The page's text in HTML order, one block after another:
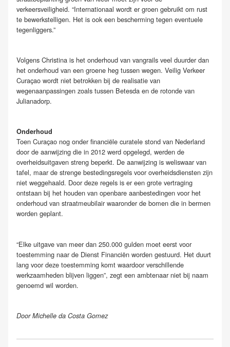
verkeersveiligheid. “Internationaal wordt er groen gebruikt om rust
te bewerkstelligen. Het is ook een bescherming tegen eventuele
tegenliggers.”
Volgens Christina is het onderhoud van vangrails veel duurder dan
het onderhoud van een groene heg tussen wegen. Veilig Verkeer
Curaçao wordt niet betrokken bij de realisatie van
wegenaanpassingen zoals tussen Betesda en de rotonde van
Julianadorp.
Onderhoud
Toen Curaçao nog onder financiële curatele stond van Nederland
door de aanwijzing die in 2012 werd opgelegd, werden de
overheidsuitgaven streng beperkt. De aanwijzing is weliswaar van
tafel, maar de strenge bestedingsregels voor overheidsdiensten zijn
niet weggehaald. Door deze regels is er een grote vertraging
ontstaan bij het houden van openbare aanbestedingen voor het
onderhoud van straatmeubilair waaronder de bomen die in bermen
worden geplant.
“Elke uitgave van meer dan 250.000 gulden moet eerst voor
toestemming naar de Dienst Financiën worden gestuurd. Het duurt
lang voor deze toestemming komt waardoor verschillende
werkzaamheden blijven liggen”, zegt een ambtenaar niet bij naam
genoemd wil worden.
Door Michelle da Costa Gomez